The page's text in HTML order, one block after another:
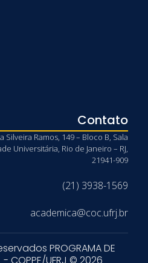
Contato
Silveira Ramos, 149 – Bloco B, Sala
Universitária, Rio de Janeiro – RJ,
21941-909
(21) 3938-1569
academica@coc.ufrj.br
PROGRAMA DE